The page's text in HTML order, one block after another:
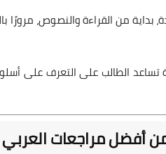
من القراءة والنصوص، مرورًا
تساعد الطالب على التعرف على
مراجعات العربي 2026؟